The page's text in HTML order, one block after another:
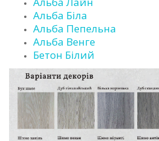
Альба Біла
Альба Пепельна
Альба Венге
Бетон Білий